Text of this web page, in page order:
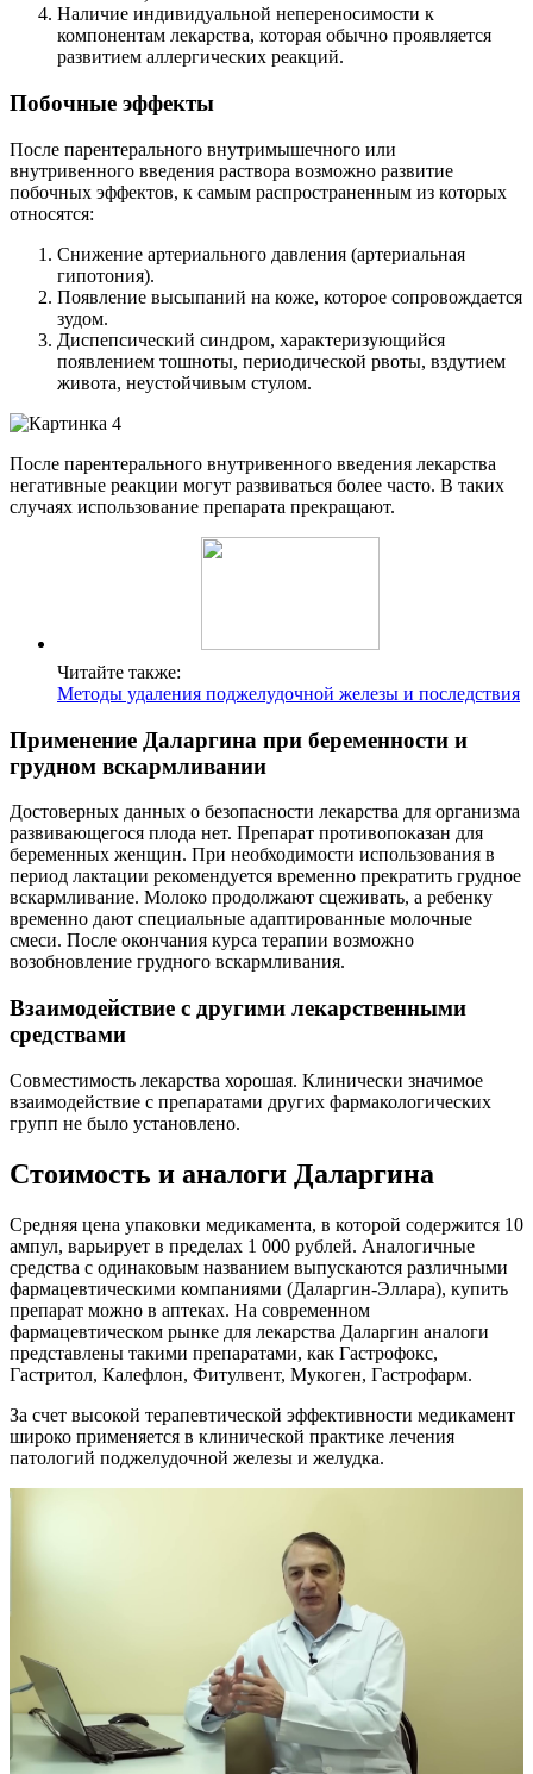
Наличие индивидуальной непереносимости к
компонентам лекарства, которая обычно проявляется
развитием аллергических реакций.
Побочные эффекты
После парентерального внутримышечного или
внутривенного введения раствора возможно развитие
побочных эффектов, к самым распространенным из которых
относятся:
Снижение артериального давления (артериальная
гипотония).
Появление высыпаний на коже, которое сопровождается
зудом.
Диспепсический синдром, характеризующийся
появлением тошноты, периодической рвоты, вздутием
живота, неустойчивым стулом.
После парентерального внутривенного введения лекарства
негативные реакции могут развиваться более часто. В таких
случаях использование препарата прекращают.
Читайте также:
Методы удаления поджелудочной железы и последствия
Применение Даларгина при беременности и
грудном вскармливании
Достоверных данных о безопасности лекарства для организма
развивающегося плода нет. Препарат противопоказан для
беременных женщин. При необходимости использования в
период лактации рекомендуется временно прекратить грудное
вскармливание. Молоко продолжают сцеживать, а ребенку
временно дают специальные адаптированные молочные
смеси. После окончания курса терапии возможно
возобновление грудного вскармливания.
Взаимодействие с другими лекарственными
средствами
Совместимость лекарства хорошая. Клинически значимое
взаимодействие с препаратами других фармакологических
групп не было установлено.
Стоимость и аналоги Даларгина
Средняя цена упаковки медикамента, в которой содержится 10
ампул, варьирует в пределах 1 000 рублей. Аналогичные
средства с одинаковым названием выпускаются различными
фармацевтическими компаниями (Даларгин-Эллара), купить
препарат можно в аптеках. На современном
фармацевтическом рынке для лекарства Даларгин аналоги
представлены такими препаратами, как Гастрофокс,
Гастритол, Калефлон, Фитулвент, Мукоген, Гастрофарм.
За счет высокой терапевтической эффективности медикамент
широко применяется в клинической практике лечения
патологий поджелудочной железы и желудка.